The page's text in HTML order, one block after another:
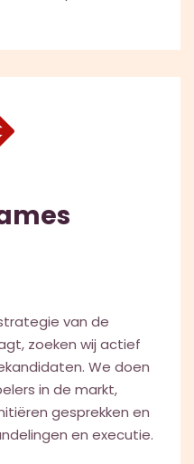
van de
zoeken wij actief
We doen
in de markt,
gesprekken en
en executie.